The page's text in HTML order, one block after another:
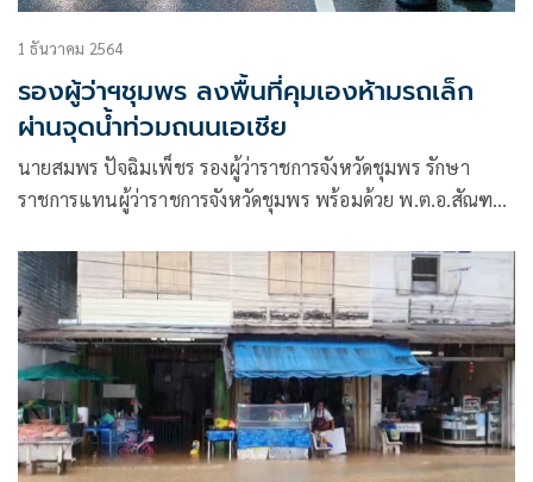
1 ธันวาคม 2564
รองผู้ว่าฯชุมพร ลงพื้นที่คุมเองห้ามรถเล็ก
ผ่านจุดน้ำท่วมถนนเอเชีย
นายสมพร ปัจฉิมเพ็ชร รองผู้ว่าราชการจังหวัดชุมพร รักษา
ราชการแทนผู้ว่าราชการจังหวัดชุมพร พร้อมด้วย พ.ต.อ.สัณฑภ